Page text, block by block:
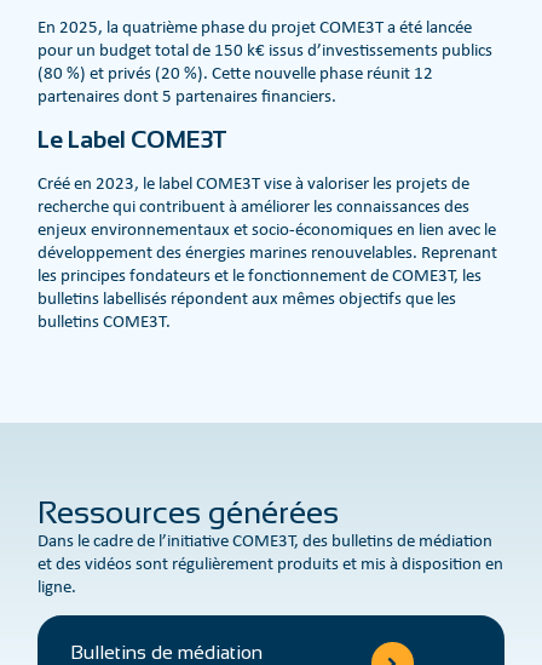
En 2025, la quatrième phase du projet COME3T a été lancée
pour un budget total de 150 k€ issus d’investissements publics
(80 %) et privés (20 %). Cette nouvelle phase réunit 12
partenaires dont 5 partenaires financiers.
Le Label COME3T
Créé en 2023, le label COME3T vise à valoriser les projets de
recherche qui contribuent à améliorer les connaissances des
enjeux environnementaux et socio-économiques en lien avec le
développement des énergies marines renouvelables. Reprenant
les principes fondateurs et le fonctionnement de COME3T, les
bulletins labellisés répondent aux mêmes objectifs que les
bulletins COME3T.
Ressources générées
Dans le cadre de l’initiative COME3T, des bulletins de médiation
et des vidéos sont régulièrement produits et mis à disposition en
ligne.
Bulletins de médiation